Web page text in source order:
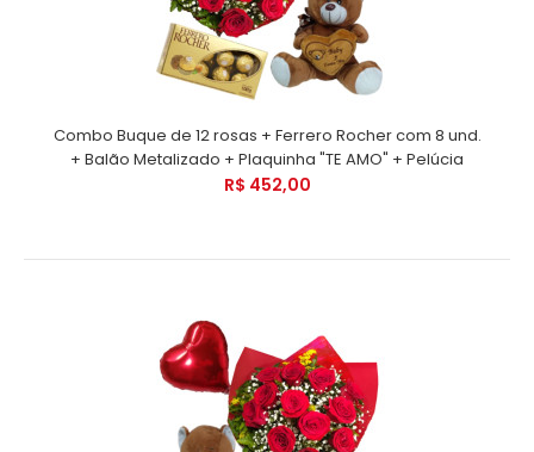
Combo Buque de 12 rosas + Ferrero Rocher com 8 und.
+ Balão Metalizado + Plaquinha "TE AMO" + Pelúcia
R$ 452,00